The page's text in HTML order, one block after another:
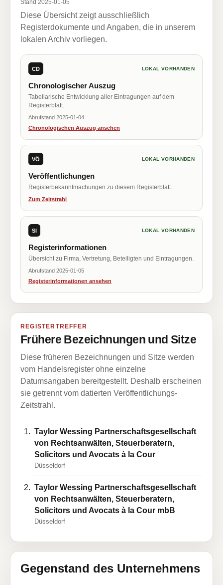
Stand 2025-01-05
Diese Übersicht zeigt ausschließlich
Registerdokumente und Angaben, die in unserem
lokalen Archiv vorliegen.
CD LOKAL VORHANDEN
Chronologischer Auszug
Tabellarische Entwicklung aller Eintragungen auf dem
Registerblatt.
Abrufstand 2025-01-04
Chronologischen Auszug ansehen
VÖ LOKAL VORHANDEN
Veröffentlichungen
Registerbekanntmachungen zu diesem Registerblatt.
Zum Zeitstrahl
SI LOKAL VORHANDEN
Registerinformationen
Übersicht zu Firma, Vertretung, Beteiligten und Eintragungen.
Abrufstand 2025-01-05
Registerinformationen ansehen
REGISTERTREFFER
Frühere Bezeichnungen und Sitze
Diese früheren Bezeichnungen und Sitze werden
vom Handelsregister ohne einzelne
Datumsangaben bereitgestellt. Deshalb erscheinen
sie getrennt vom datierten Veröffentlichungs-
Zeitstrahl.
Taylor Wessing Partnerschaftsgesellschaft
von Rechtsanwälten, Steuerberatern,
Solicitors und Avocats à la Cour
Düsseldorf
Taylor Wessing Partnerschaftsgesellschaft
von Rechtsanwälten, Steuerberatern,
Solicitors und Avocats à la Cour mbB
Düsseldorf
Gegenstand des Unternehmens